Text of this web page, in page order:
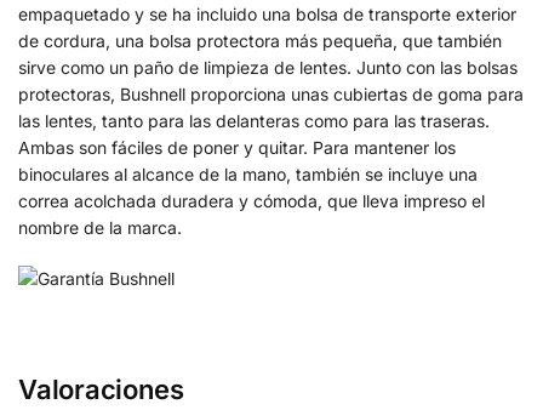
empaquetado y se ha incluido una bolsa de transporte exterior
de cordura, una bolsa protectora más pequeña, que también
sirve como un paño de limpieza de lentes. Junto con las bolsas
protectoras, Bushnell proporciona unas cubiertas de goma para
las lentes, tanto para las delanteras como para las traseras.
Ambas son fáciles de poner y quitar. Para mantener los
binoculares al alcance de la mano, también se incluye una
correa acolchada duradera y cómoda, que lleva impreso el
nombre de la marca.
Valoraciones